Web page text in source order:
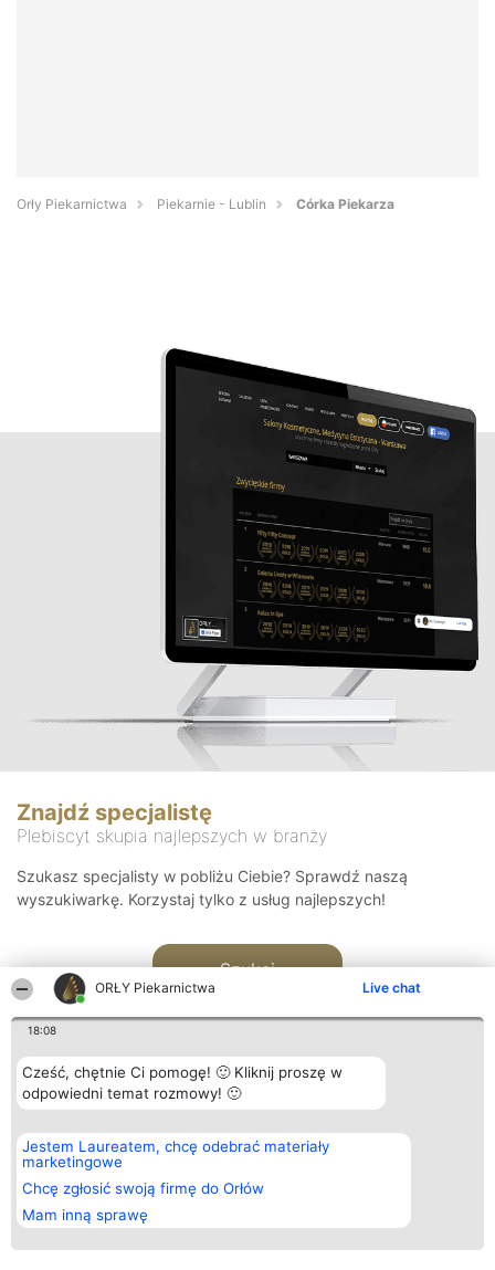
ORŁY Piekarnictwa Live chat
18:08
Cześć, chętnie Ci pomogę! 🙂 Kliknij proszę w
odpowiedni temat rozmowy! 🙂
Jestem Laureatem, chcę odebrać materiały
marketingowe
Chcę zgłosić swoją firmę do Orłów
Mam inną sprawę
Orły Piekarnictwa Piekarnie - Lublin Córka Piekarza
Znajdź specjalistę
Plebiscyt skupia najlepszych w branży
Szukasz specjalisty w pobliżu Ciebie? Sprawdź naszą
wyszukiwarkę. Korzystaj tylko z usług najlepszych!
Szukaj
Organizator plebiscytu
Bright Side Solutions sp. z o.
o. sp. k.
ul. Ruska 22
Wrocław 50-079
KRS 0000749100 | Regon
381313360 | NIP 8943132676
Plebiscyt
Laureaci
wszystkich
Laureatów
Regulamin
Kontakt
Kontakt